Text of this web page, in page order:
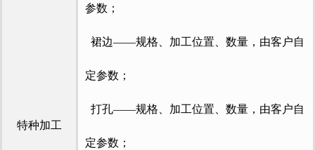
特种加工
参数；
裙边——规格、加工位置、数量，由客户自
定参数；
打孔——规格、加工位置、数量，由客户自
定参数；